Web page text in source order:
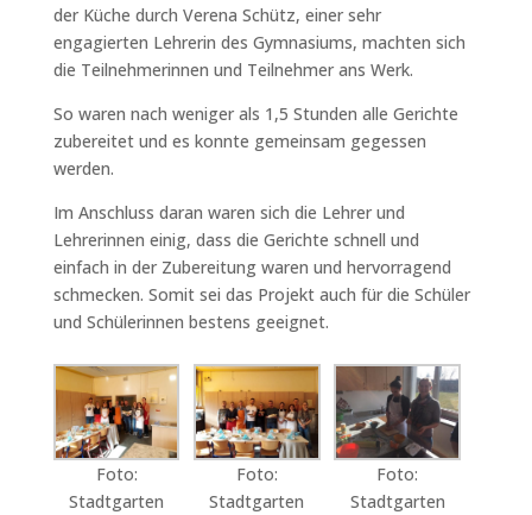
der Küche durch Verena Schütz, einer sehr
engagierten Lehrerin des Gymnasiums, machten sich
die Teilnehmerinnen und Teilnehmer ans Werk.
So waren nach weniger als 1,5 Stunden alle Gerichte
zubereitet und es konnte gemeinsam gegessen
werden.
Im Anschluss daran waren sich die Lehrer und
Lehrerinnen einig, dass die Gerichte schnell und
einfach in der Zubereitung waren und hervorragend
schmecken. Somit sei das Projekt auch für die Schüler
und Schülerinnen bestens geeignet.
Foto:
Stadtgarten
Foto:
Stadtgarten
Foto:
Stadtgarten